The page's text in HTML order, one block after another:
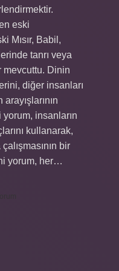
eski
Mısır, Babil,
tanrı veya
mevcuttu. Dinin
diğer insanları
insanların
kullanarak,
bir
yorum, her…